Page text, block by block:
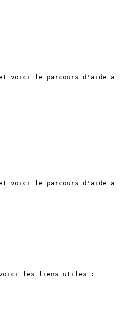
voici le parcours d'aide a
voici le parcours d'aide a
voici les liens utiles :